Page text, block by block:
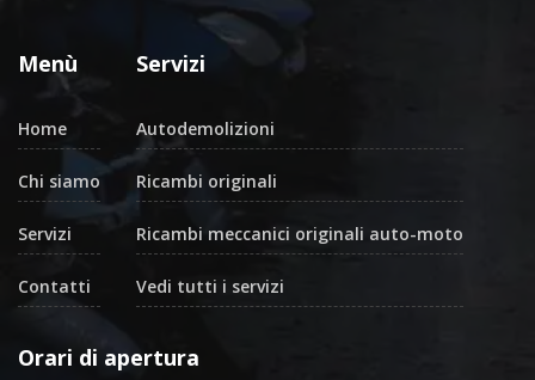
Menù
Home
Chi siamo
Servizi
Contatti
Servizi
Autodemolizioni
Ricambi originali
Ricambi meccanici originali auto-moto
Vedi tutti i servizi
Orari di apertura